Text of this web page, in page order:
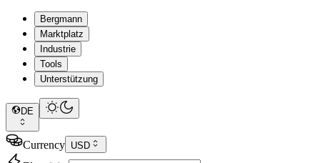
Bergmann
Marktplatz
Industrie
Tools
Unterstützung
DE
Currency USD